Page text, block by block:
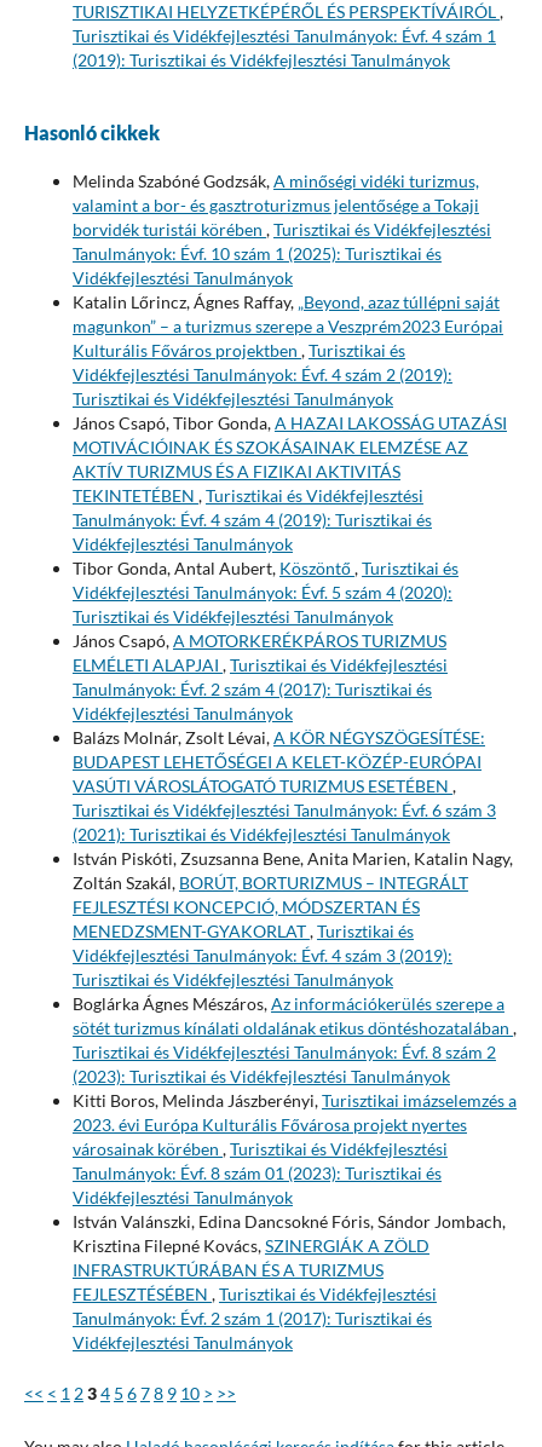
TURISZTIKAI HELYZETKÉPÉRŐL ÉS PERSPEKTÍVÁIRÓL,
Turisztikai és Vidékfejlesztési Tanulmányok: Évf. 4 szám 1
(2019): Turisztikai és Vidékfejlesztési Tanulmányok
Hasonló cikkek
Melinda Szabóné Godzsák,A minőségi vidéki turizmus,
valamint a bor- és gasztroturizmus jelentősége a Tokaji
borvidék turistái körében ,Turisztikai és Vidékfejlesztési
Tanulmányok: Évf. 10 szám 1 (2025): Turisztikai és
Vidékfejlesztési Tanulmányok
Katalin Lőrincz, Ágnes Raffay, „Beyond, azaz túllépni saját
magunkon” – a turizmus szerepe a Veszprém2023 Európai
Kulturális Főváros projektben ,Turisztikai és
Vidékfejlesztési Tanulmányok: Évf. 4 szám 2 (2019):
Turisztikai és Vidékfejlesztési Tanulmányok
János Csapó, Tibor Gonda,A HAZAI LAKOSSÁG UTAZÁSI
MOTIVÁCIÓINAK ÉS SZOKÁSAINAK ELEMZÉSE AZ
AKTÍV TURIZMUS ÉS A FIZIKAI AKTIVITÁS
TEKINTETÉBEN ,Turisztikai és Vidékfejlesztési
Tanulmányok: Évf. 4 szám 4 (2019): Turisztikai és
Vidékfejlesztési Tanulmányok
Tibor Gonda, Antal Aubert, Köszöntő,Turisztikai és
Vidékfejlesztési Tanulmányok: Évf. 5 szám 4 (2020):
Turisztikai és Vidékfejlesztési Tanulmányok
János Csapó,A MOTORKERÉKPÁROS TURIZMUS
ELMÉLETI ALAPJAI ,Turisztikai és Vidékfejlesztési
Tanulmányok: Évf. 2 szám 4 (2017): Turisztikai és
Vidékfejlesztési Tanulmányok
Balázs Molnár, Zsolt Lévai,A KÖR NÉGYSZÖGESÍTÉSE:
BUDAPEST LEHETŐSÉGEI A KELET-KÖZÉP-EURÓPAI
VASÚTI VÁROSLÁTOGATÓ TURIZMUS ESETÉBEN ,
Turisztikai és Vidékfejlesztési Tanulmányok: Évf. 6 szám 3
(2021): Turisztikai és Vidékfejlesztési Tanulmányok
István Piskóti, Zsuzsanna Bene, Anita Marien, Katalin Nagy,
Zoltán Szakál, BORÚT, BORTURIZMUS – INTEGRÁLT
FEJLESZTÉSI KONCEPCIÓ, MÓDSZERTAN ÉS
MENEDZSMENT-GYAKORLAT,Turisztikai és
Vidékfejlesztési Tanulmányok: Évf. 4 szám 3 (2019):
Turisztikai és Vidékfejlesztési Tanulmányok
Boglárka Ágnes Mészáros,Az információkerülés szerepe a
sötét turizmus kínálati oldalának etikus döntéshozatalában ,
Turisztikai és Vidékfejlesztési Tanulmányok: Évf. 8 szám 2
(2023): Turisztikai és Vidékfejlesztési Tanulmányok
Kitti Boros, Melinda Jászberényi,Turisztikai imázselemzés a
2023. évi Európa Kulturális Fővárosa projekt nyertes
városainak körében ,Turisztikai és Vidékfejlesztési
Tanulmányok: Évf. 8 szám 01 (2023): Turisztikai és
Vidékfejlesztési Tanulmányok
István Valánszki, Edina Dancsokné Fóris, Sándor Jombach,
Krisztina Filepné Kovács,SZINERGIÁK A ZÖLD
INFRASTRUKTÚRÁBAN ÉS A TURIZMUS
FEJLESZTÉSÉBEN ,Turisztikai és Vidékfejlesztési
Tanulmányok: Évf. 2 szám 1 (2017): Turisztikai és
Vidékfejlesztési Tanulmányok
<< < 1 234 5 678 9 10 > >>